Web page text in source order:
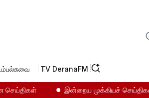
பல்சுவை TV DeranaFM
இன்றைய முக்கியச் செய்திகள்...